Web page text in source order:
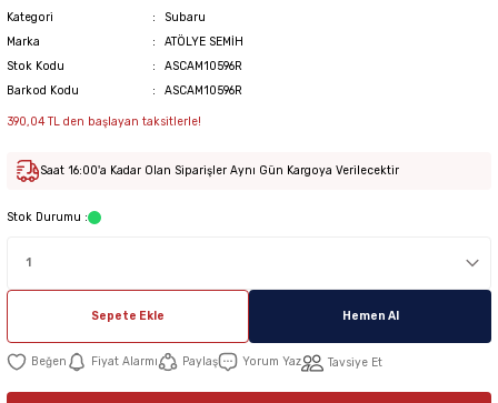
Kategori
Subaru
Marka
ATÖLYE SEMİH
Stok Kodu
ASCAM10596R
Barkod Kodu
ASCAM10596R
390,04 TL den başlayan taksitlerle!
Saat 16:00'a Kadar Olan Siparişler Aynı Gün Kargoya Verilecektir
Stok Durumu :
Sepete Ekle Hemen Al
Fiyat Alarmı Paylaş Yorum Yaz Tavsiye Et